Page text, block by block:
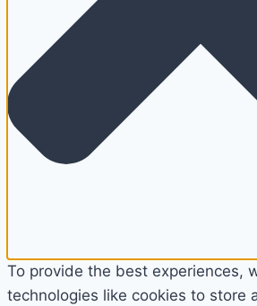
To provide the best experiences,
technologies like cookies to store